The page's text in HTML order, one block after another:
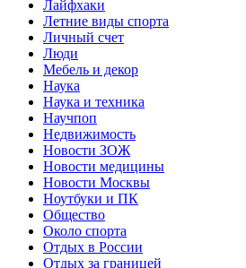
Лайфхаки
Летние виды спорта
Личный счет
Люди
Мебель и декор
Наука
Наука и техника
Научпоп
Недвижимость
Новости ЗОЖ
Новости медицины
Новости Москвы
Ноутбуки и ПК
Общество
Около спорта
Отдых в России
Отдых за границей